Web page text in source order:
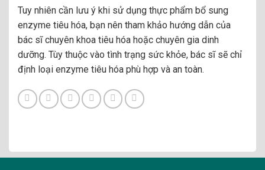
Tuy nhiên cần lưu ý khi sử dụng thực phẩm bổ sung
enzyme tiêu hóa, bạn nên tham khảo hướng dẫn của
bác sĩ chuyên khoa tiêu hóa hoặc chuyên gia dinh
dưỡng. Tùy thuộc vào tình trạng sức khỏe, bác sĩ sẽ chỉ
định loại enzyme tiêu hóa phù hợp và an toàn.